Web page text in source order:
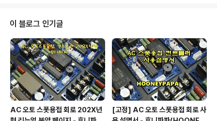
이 블로그 인기글
AC 오토 스폿용접 회로 202X년
[고정] AC 오토 스폿용접 회로 사